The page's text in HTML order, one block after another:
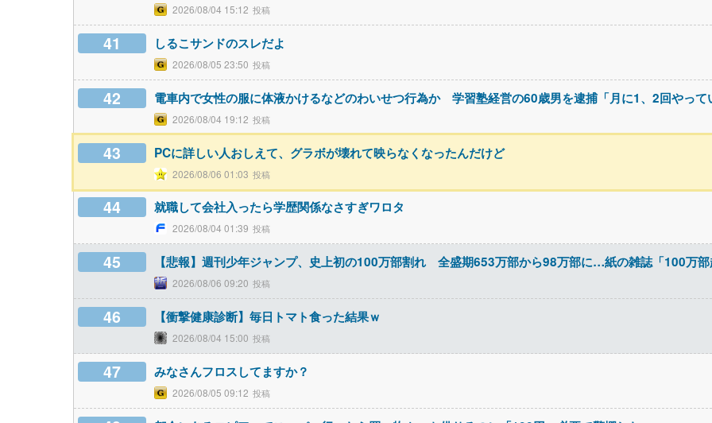
2026/08/04 15:12
41 しるこサンドのスレだよ
2026/08/05 23:50
42 電車内で女性の服に体液かけるなどのわいせつ行為か 学習塾経営の60歳男を逮捕「月に1、2回やって
2026/08/04 19:12
43 PCに詳しい人おしえて、グラボが壊れて映らなくなったんだけど
2026/08/06 01:03
44 就職して会社入ったら学歴関係なさすぎワロタ
2026/08/04 01:39
45 【悲報】週刊少年ジャンプ、史上初の100万部割れ 全盛期653万部から98万部に…紙の雑誌「100万
2026/08/06 09:20
46 【衝撃健康診断】毎日トマト食った結果ｗ
2026/08/04 15:00
47 みなさんフロスしてますか？
2026/08/05 09:12